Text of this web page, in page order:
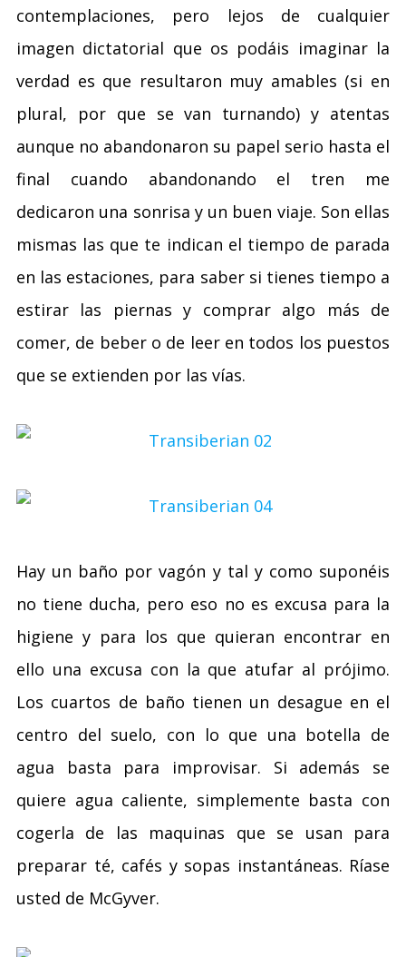
contemplaciones, pero lejos de cualquier
imagen dictatorial que os podáis imaginar la
verdad es que resultaron muy amables (si en
plural, por que se van turnando) y atentas
aunque no abandonaron su papel serio hasta el
final cuando abandonando el tren me
dedicaron una sonrisa y un buen viaje. Son ellas
mismas las que te indican el tiempo de parada
en las estaciones, para saber si tienes tiempo a
estirar las piernas y comprar algo más de
comer, de beber o de leer en todos los puestos
que se extienden por las vías.
Hay un baño por vagón y tal y como suponéis
no tiene ducha, pero eso no es excusa para la
higiene y para los que quieran encontrar en
ello una excusa con la que atufar al prójimo.
Los cuartos de baño tienen un desague en el
centro del suelo, con lo que una botella de
agua basta para improvisar. Si además se
quiere agua caliente, simplemente basta con
cogerla de las maquinas que se usan para
preparar té, cafés y sopas instantáneas. Ríase
usted de McGyver.